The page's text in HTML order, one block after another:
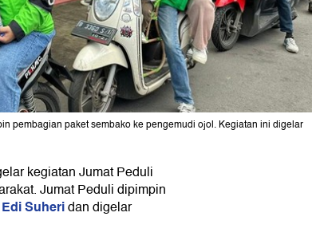
pembagian paket sembako ke pengemudi ojol. Kegiatan ini digelar
kegiatan Jumat Peduli
Jumat Peduli dipimpin
Suheridan digelar